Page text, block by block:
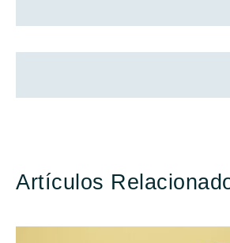
Artículos